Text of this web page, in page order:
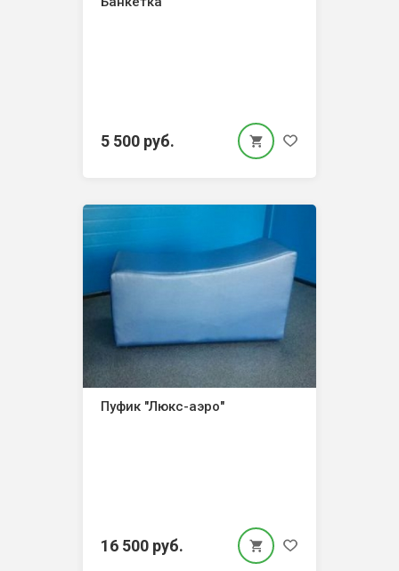
5 500 руб.
Пуфик "Люкс-аэро"
16 500 руб.